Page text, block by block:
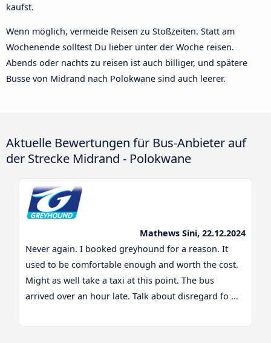
kaufst.
Wenn möglich, vermeide Reisen zu Stoßzeiten. Statt am
Wochenende solltest Du lieber unter der Woche reisen.
Abends oder nachts zu reisen ist auch billiger, und spätere
Busse von Midrand nach Polokwane sind auch leerer.
Aktuelle Bewertungen für Bus-Anbieter auf
der Strecke Midrand - Polokwane
Mathews Sini, 22.12.2024
Never again. I booked greyhound for a reason. It
used to be comfortable enough and worth the cost.
Might as well take a taxi at this point. The bus
arrived over an hour late. Talk about disregard fo ...